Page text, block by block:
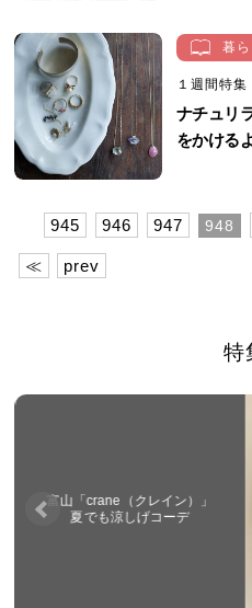
暮ら
１週間特
ナチュリ
をかける
≪ prev
945 946 947 948
特
富山「crane（クレイン）」
夏でも涼しげコーデ